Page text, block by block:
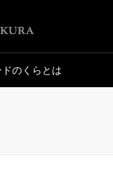
ドのくらとは